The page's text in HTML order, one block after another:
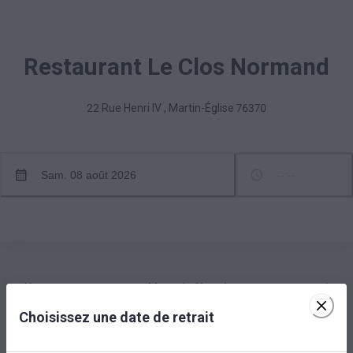
Restaurant Le Clos Normand
22 Rue Henri IV , Martin-Église 76370
Sam. 08 août 2026
Nous vous proposons un Menu de fêtes à emporter, composé
d'une entrée, un plat et un dessert pour 50€/pers (règlement sur
place à l'enlèvement). Disponible à emporter entre le 23
Choisissez une date de retrait